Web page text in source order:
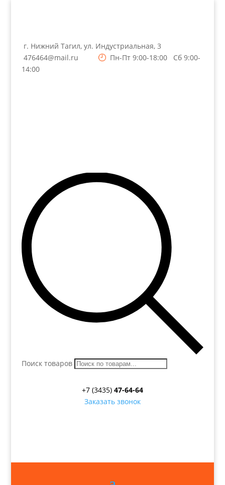
г. Нижний Тагил, ул. Индустриальная, 3
476464@mail.ru
Пн-Пт 9:00-18:00 Сб 9:00-
14:00
Поиск товаров
+7 (3435) 47-64-64
Заказать звонок